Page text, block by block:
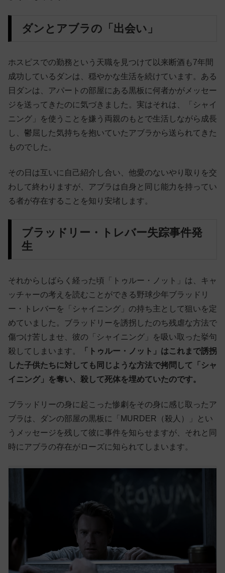
ダンとアブラの「出会い」
ホスピスでの勤務という天職を見つけて以来断酒も7年間
成功しているダンは、穏やかな生活を続けています。ある
日ダンは、アパートの部屋にある黒板に何者かがメッセー
ジを送ってきたのに気づきました。実はそれは、「シャイ
ニング」を使うことを嫌う両親のもとで生活しながら成長
し、鬱屈した気持ちを抱いていたアブラから送られてきた
ものでした。
その日は互いに自己紹介し合い、他愛のないやり取りを交
わして終わりますが、アブラは自身と同じ能力を持ってい
る者が存在することを知り安堵します。
ブラッドリー・トレバー失踪事件発
生
それからしばらく経った頃「トゥルー・ノット」は、キャ
ッチャーの考えを読むことができる野球少年ブラッドリ
ー・トレバーを「シャイニング」の持ち主として狙いを定
めていました。ブラッドリーを誘拐したのち残虐な方法で
傷つけ苦しませ、彼の「シャイニング」を吸い取った挙句
殺してしまいます。
「トゥルー・ノット」はこれまで誘拐
した子供たちに対しても同じような方法で拷問して「シャ
イニング」を奪い、殺して死体を埋めていたのです。
ブラッドリーの身に起こった惨劇をその身に感じ取ったア
ブラは、ダンの部屋の黒板に「MURDER（殺人）」とい
うメッセージを残して彼に事件を知らせますが、それと同
時にアブラの存在がローズに知られてしまいます。